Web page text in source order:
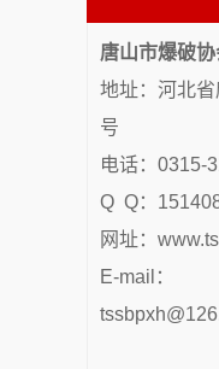
唐山市爆破协
地址：河北
号
电话：0315-
Q Q：
网址：
E-mail：